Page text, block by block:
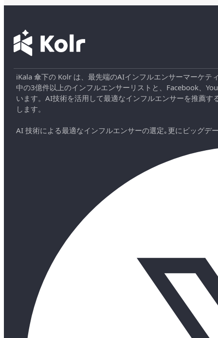
iKala 傘下の Kolr は、最先端のAIインフルエンサーマーケ
中の3億件以上のインフルエンサーリストと、Facebook、
います。AI技術を活用して最適なインフルエンサーを推薦
します。
AI 技術による最適なインフルエンサーの選定｡更にビッグデ